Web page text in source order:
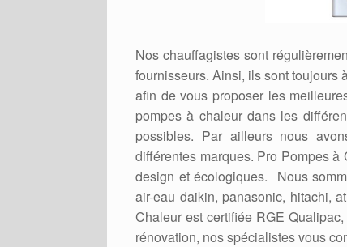
Nos chauffagistes sont
fournisseurs. Ainsi, ils sont toujours
afin de vous proposer les
pompes à chaleur dans les
possibles. Par ailleurs nous
différentes marques. Pro Pompes
design et écologiques. Nous
air-eau daikin, panasonic, hitachi,
Chaleur est certifiée RGE
rénovation, nos spécialistes vous